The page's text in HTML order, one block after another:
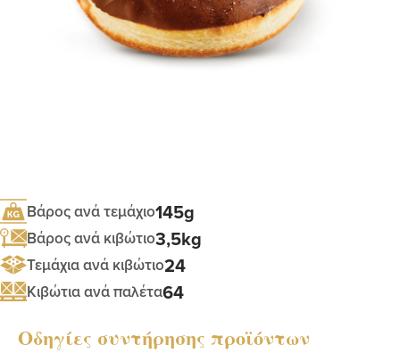
Βάρος ανά τεμάχιο145g
Βάρος ανά κιβώτιο3,5kg
Τεμάχια ανά κιβώτιο24
Κιβώτια ανά παλέτα64
Οδηγίες συντήρησης προϊόντων